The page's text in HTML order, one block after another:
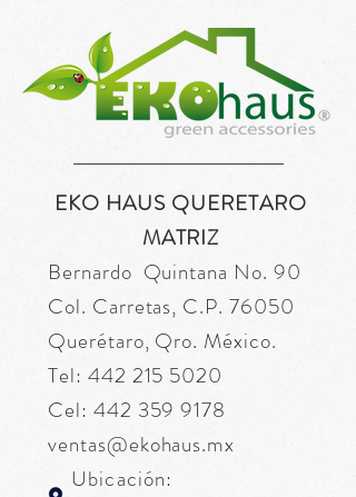
EKO HAUS QUERETARO
MATRIZ
Bernardo Quintana No. 90
Col. Carretas, C.P. 76050
Querétaro, Qro. México.
Tel: 442 215 5020
Cel: 442 359 9178
ventas@ekohaus.mx
Ubicación: